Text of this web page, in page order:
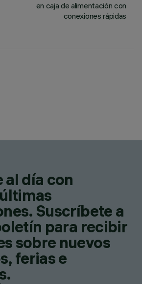
en caja de alimentación con
conexiones rápidas
al día con
Suscríbete a
para recibir
sobre nuevos
ferias e